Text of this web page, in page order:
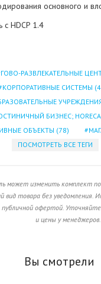
основного и
с HDCP 1.4
РАЗВЛЕКАТЕЛЬНЫЕ
КОРПОРАТИВНЫЕ СИСТЕМЫ
БИЗНЕС; HORECA
ОБЪЕКТЫ (78)
ПОСМОТРЕТЬ ВСЕ ТЕГИ
может изменить комплект
вид товара без уведомления.
публичной офертой.
и цены у менеджеров.
Вы смотрели